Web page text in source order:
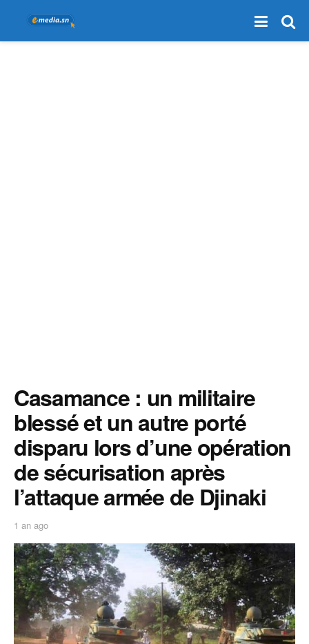
Casamance : un militaire
blessé et un autre porté
disparu lors d’une opération
de sécurisation après
l’attaque armée de Djinaki
1 an ago